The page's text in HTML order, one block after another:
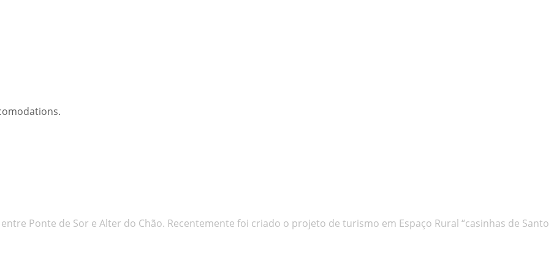
Ponte de Sor e Alter do Chão. Recentemente foi criado o projeto de turismo em Espaço Rural “casinhas de Santo